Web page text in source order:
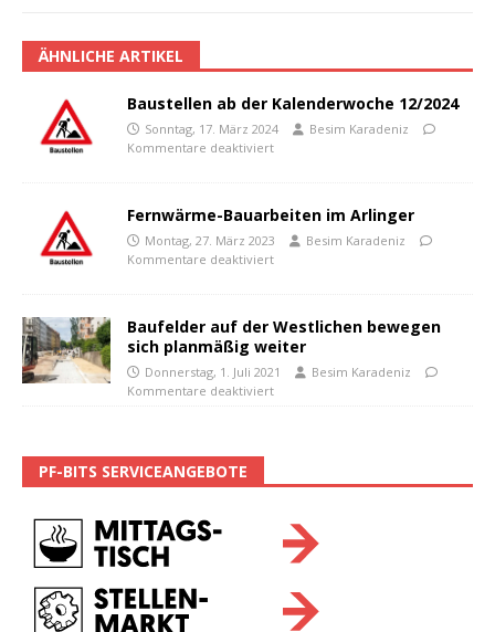
ÄHNLICHE ARTIKEL
Baustellen ab der Kalenderwoche 12/2024
Sonntag, 17. März 2024
Besim Karadeniz
Kommentare deaktiviert
Fernwärme-Bauarbeiten im Arlinger
Montag, 27. März 2023
Besim Karadeniz
Kommentare deaktiviert
Baufelder auf der Westlichen bewegen
sich planmäßig weiter
Donnerstag, 1. Juli 2021
Besim Karadeniz
Kommentare deaktiviert
PF-BITS SERVICEANGEBOTE